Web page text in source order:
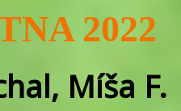
2022
Míša F.